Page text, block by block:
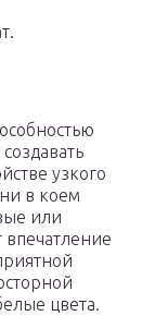
узкого
в коем
или
впечатление
цвета.